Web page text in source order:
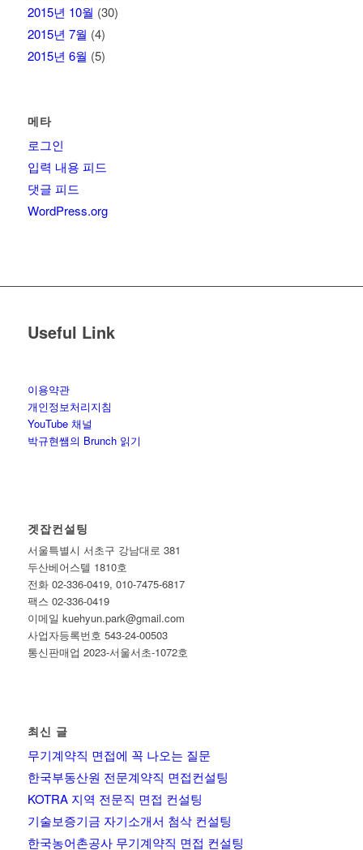
2015년 10월 (30)
2015년 7월 (4)
2015년 6월 (5)
메타
로그인
입력 내용 피드
댓글 피드
WordPress.org
Useful Link
이용약관
개인정보처리지침
YouTube 채널
박규현쌤의 Brunch 읽기
겟잡컨설팅
서울특별시 서초구 강남대로 381
두산베어스텔 1810호
전화 02-336-0419, 010-7475-6817
팩스 02-336-0419
이메일 kuehyun.park@gmail.com
사업자등록번호 543-24-00503
통신판매업 2023-서울서초-1072호
최신 글
무기계약직 면접에 꼭 나오는 질문
한국부동산원 전문계약직 면접컨설팅
KOTRA 지역 전문직 면접 컨설팅
기술보증기금 자기소개서 첨삭 컨설팅
한국농어촌공사 무기계약직 면접 컨설팅